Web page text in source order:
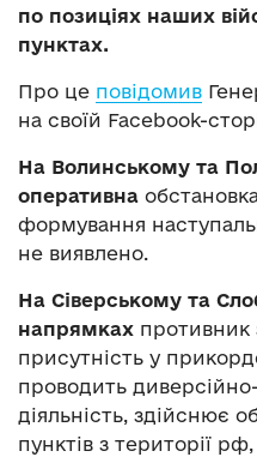
по позиціях наших
пунктах.
Про це повідомив
на своїй Facebook-
На Волинському та
оперативна
формування
не виявлено.
На Сіверському та
напрямках противник
присутність у
проводить
діяльність, здійснює
пунктів з території